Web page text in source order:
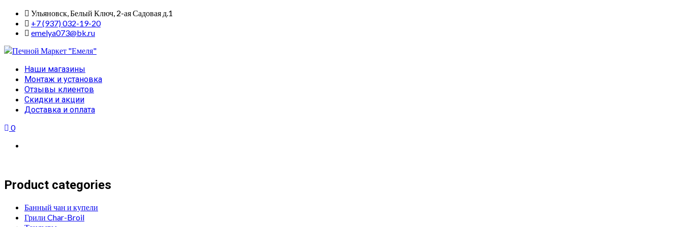
Skip
content
Ульяновск, Белый Ключ, 2-ая Садовая д.1
+7 (937) 032-19-20
emelya073@bk.ru
Primary
Menu
Наши магазины
Монтаж и установка
Отзывы клиентов
Скидки и акции
Доставка и оплата
0
Product categories
Банный чан и купели
Грили Char-Broil